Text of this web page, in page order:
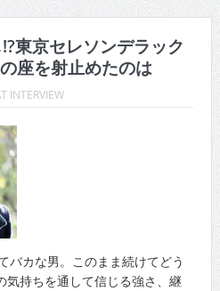
東京セレソンデラック
座を射止めたのは
INTERVIEW
バカな男。このまま続けてどう
持ちを通して信じる強さ、継